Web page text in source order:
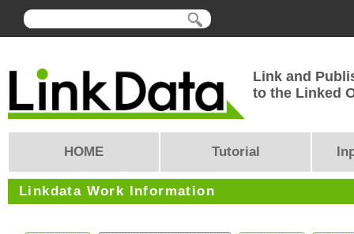
Link and
to the Linked
HOME Tutorial
Linkdata Work Information